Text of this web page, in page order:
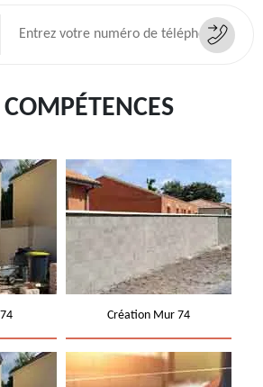
Création Mur 74